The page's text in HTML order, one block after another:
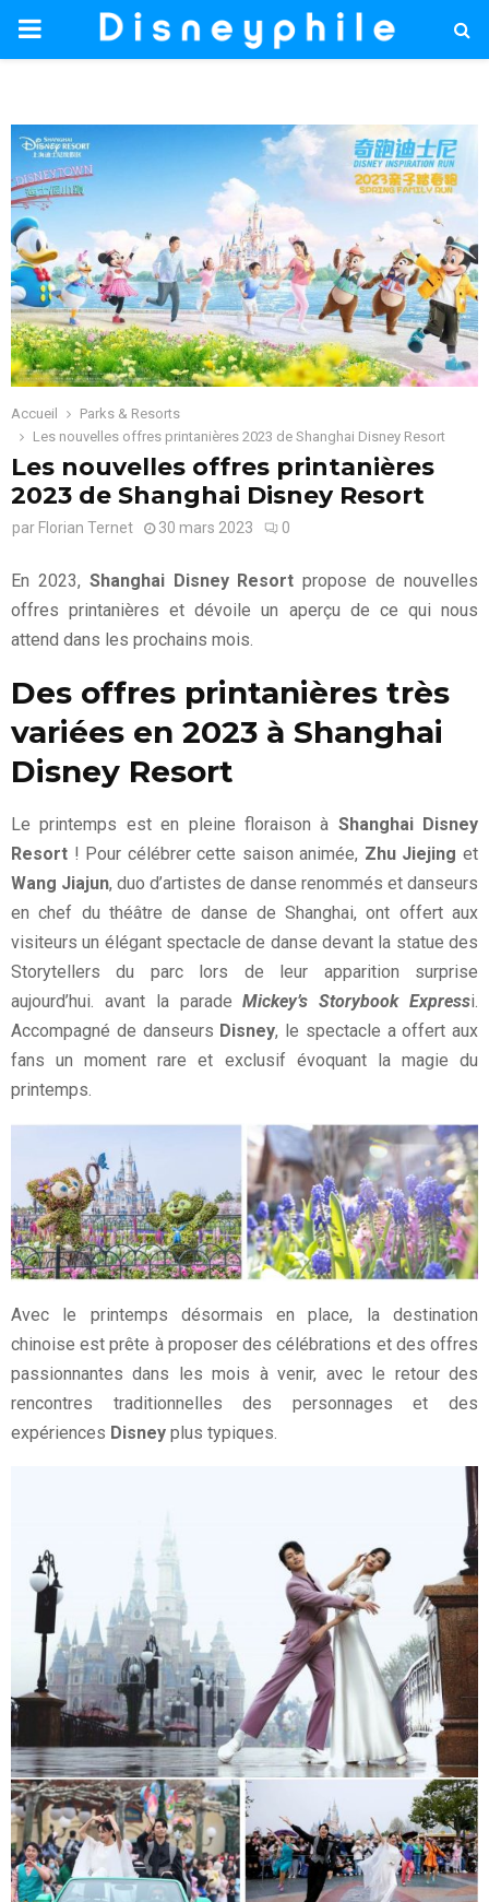
PRIMARY
Accueil
Parks & Resorts
Les nouvelles offres printanières 2023 de Shanghai Disney Resort
Les nouvelles offres printanières
2023 de Shanghai Disney Resort
par Florian Ternet 30 mars 2023 0
En 2023, Shanghai Disney Resort propose de nouvelles
offres printanières et dévoile un aperçu de ce qui nous
attend dans les prochains mois.
Des offres printanières très
variées en 2023 à Shanghai
Disney Resort
Le printemps est en pleine floraison à Shanghai Disney
Resort ! Pour célébrer cette saison animée, Zhu Jiejing et
Wang Jiajun, duo d’artistes de danse renommés et danseurs
en chef du théâtre de danse de Shanghai, ont offert aux
visiteurs un élégant spectacle de danse devant la statue des
Storytellers du parc lors de leur apparition surprise
aujourd’hui. avant la paradeMickey’s Storybook Expressi.
Accompagné de danseurs Disney, le spectacle a offert aux
fans un moment rare et exclusif évoquant la magie du
printemps.
Avec le printemps désormais en place, la destination
chinoise est prête à proposer des célébrations et des offres
passionnantes dans les mois à venir, avec le retour des
rencontres traditionnelles des personnages et des
expériences Disney plus typiques.